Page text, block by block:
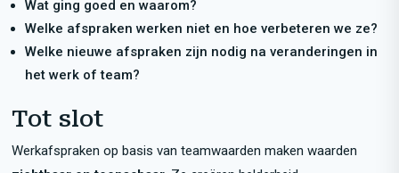
Wat ging goed en waarom?
Welke afspraken werken niet en hoe verbeteren we ze?
Welke nieuwe afspraken zijn nodig na veranderingen in
het werk of team?
Tot slot
Werkafspraken op basis van teamwaarden maken waarden